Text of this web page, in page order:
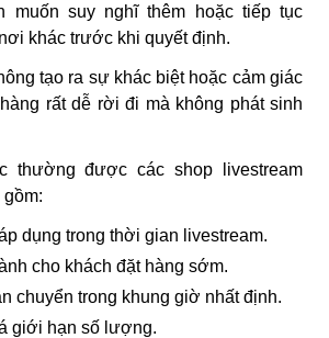
muốn suy nghĩ thêm hoặc tiếp tục
khác trước khi quyết định.
tạo ra sự khác biệt hoặc cảm giác
rất dễ rời đi mà không phát sinh
thường được các shop livestream
dụng trong thời gian livestream.
cho khách đặt hàng sớm.
chuyển trong khung giờ nhất định.
giới hạn số lượng.